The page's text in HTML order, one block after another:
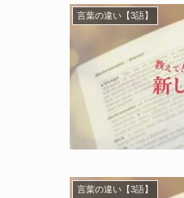
言葉の違い【3語】
言葉の違い【3語】